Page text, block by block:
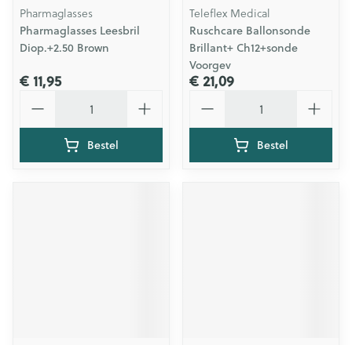
Pharmaglasses
Pharmaglasses Leesbril
Diop.+2.50 Brown
€ 11,95
Bestel
Teleflex Medical
Ruschcare Ballonsonde
Brillant+ Ch12+sonde
Voorgev
€ 21,09
Bestel